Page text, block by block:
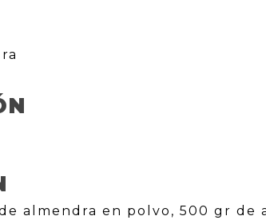
almendra en polvo, 500 gr de